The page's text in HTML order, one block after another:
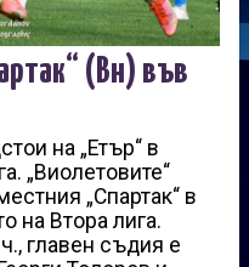
(Вн) във
на „Етър“ в
„Виолетовите“
„Спартак“ в
на Втора лига.
главен съдия е